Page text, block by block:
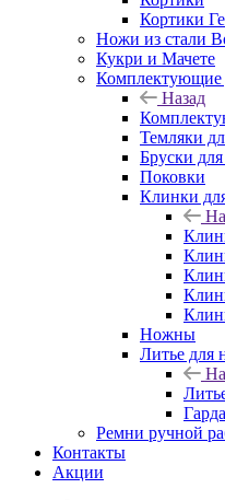
Кортики
Ножи из стали
Кукри и Мачете
Комплектующие
Назад
Темляки
Бруски
Поковки
Клинки
Ножны
Литье для
Ремни ручной
Контакты
Акции